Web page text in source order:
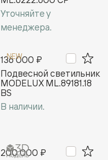
Уточняйте у
менеджера.
NEW
136 000 ₽
Подвесной светильник
MODELUX ML.89181.18
BS
В наличии.
200 000 ₽